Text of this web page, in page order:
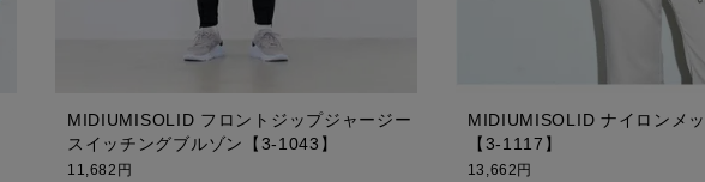
MIDIUMISOLID フロントジップジャージー
スイッチングブルゾン【3-1043】
11,682円
MIDIUMISOLID ナイロンメ
【3-1117】
13,662円